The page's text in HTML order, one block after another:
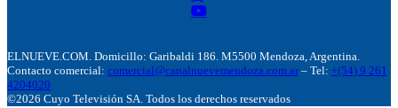
ELNUEVE.COM. Domicillo: Garibaldi 186. M5500 Mendoza, Argentina.
Contacto comercial: comercial@canalnuevemendoza.com.ar – Tel: +(54) 9 261
4204020
©2026 Cuyo Televisión SA. Todos los derechos reservados